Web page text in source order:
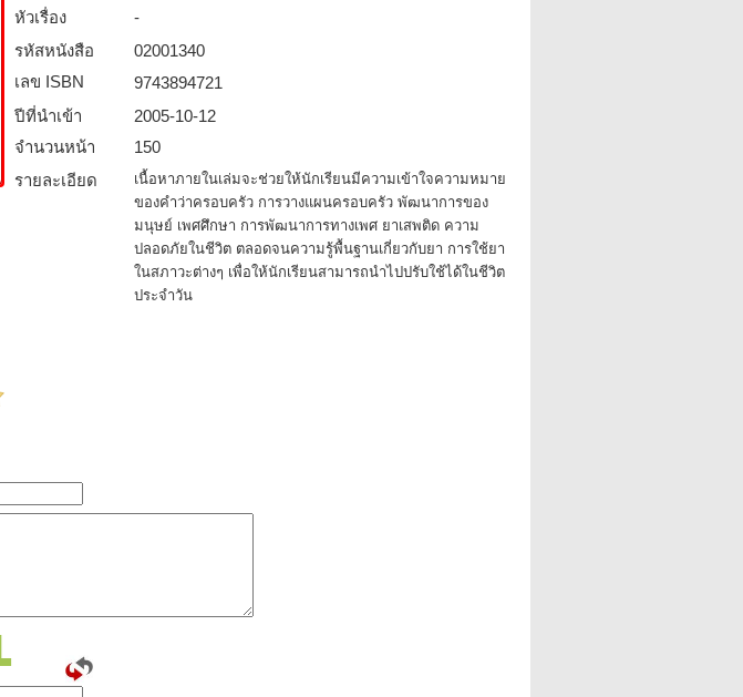
หัวเรื่อง
-
รหัสหนังสือ­
02001340
เลข ISBN
9743894721
ปีที่นำเข้า
2005-10-12
จำนวนหน้า
150
รายละเอียด
เนื้อหาภายในเล่มจะช่วยให้นักเรียนมีความเข้าใจความหมาย
ของคำว่าครอบครัว การวางแผนครอบครัว พัฒนาการของ
มนุษย์ เพศศึกษา การพัฒนาการทางเพศ ยาเสพติด ความ
ปลอดภัยในชีวิต ตลอดจนความรู้พื้นฐานเกี่ยวกับยา การใช้ยา
ในสภาวะต่างๆ เพื่อให้นักเรียนสามารถนำไปปรับใช้ได้ในชีวิต
ประจำวัน